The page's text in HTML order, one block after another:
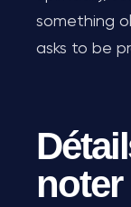
something
asks to be
noter